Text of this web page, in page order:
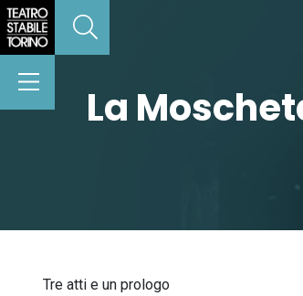
La
Tre atti e un prologo